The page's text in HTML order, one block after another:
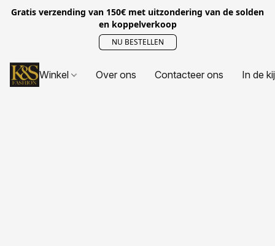
Gratis verzending van 150€ met uitzondering van de solden
en koppelverkoop
NU BESTELLEN
Winkel Over ons Contacteer ons In de